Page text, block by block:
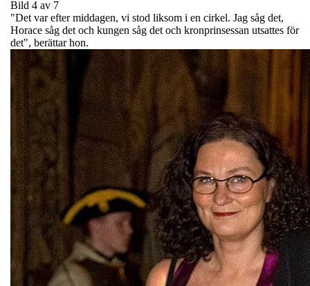
Bild 4 av 7
"Det var efter middagen, vi stod liksom i en cirkel. Jag såg det,
Horace såg det och kungen såg det och kronprinsessan utsattes för
det", berättar hon.